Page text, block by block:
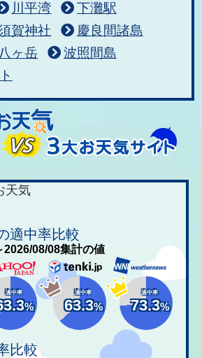
川平湾
下灘駅
賀神社
慶良間諸島
八ヶ岳
波照間島
天気
適中率比較
08/08集計の値
適中率
%
適中率
63.3%
適中率
73.3%
比較